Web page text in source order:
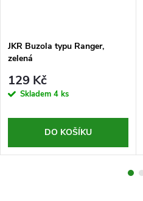
JKR Buzola typu Ranger,
zelená
129 Kč
Skladem 4 ks
DO KOŠÍKU